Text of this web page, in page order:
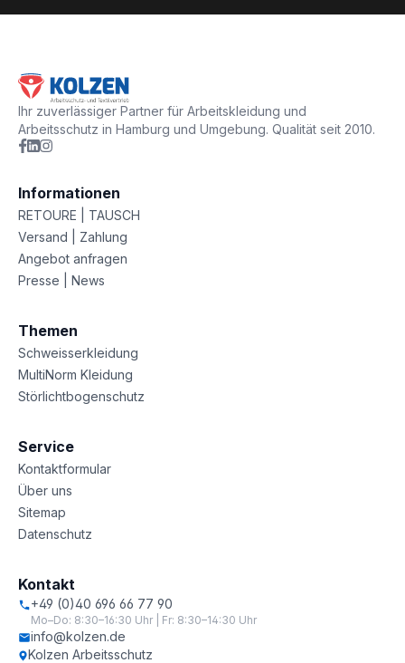
Ihr zuverlässiger Partner für Arbeitskleidung und
Arbeitsschutz in Hamburg und Umgebung. Qualität seit 2010.
Informationen
RETOURE | TAUSCH
Versand | Zahlung
Angebot anfragen
Presse | News
Themen
Schweisserkleidung
MultiNorm Kleidung
Störlichtbogenschutz
Service
Kontaktformular
Über uns
Sitemap
Datenschutz
Kontakt
+49 (0)40 696 66 77 90
Mo–Do: 8:30–16:30 Uhr | Fr: 8:30–14:30 Uhr
info@kolzen.de
Kolzen Arbeitsschutz